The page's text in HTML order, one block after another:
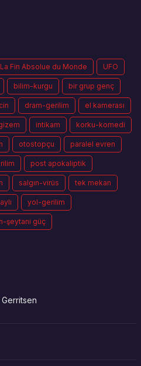
La Fin Absolue du Monde UFO
bilim-kurgu bir grup genç
cin dram-gerilim el kamerası
intikam korku-komedi
otostopçu paralel evren
post apokaliptik
salgın-virüs tek mekan
yol-gerilim
şeytani güç